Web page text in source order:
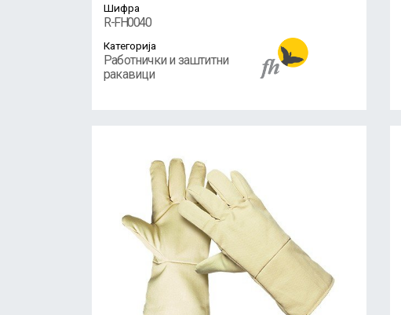
Шифра
R-FH0040
Категорија
Работнички и заштитни
ракавици